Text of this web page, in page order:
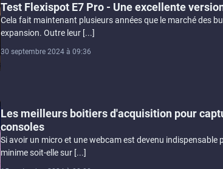
Test Flexispot E7 Pro - Une excellente
Cela fait maintenant plusieurs années que le marché des
expansion. Outre leur [...]
30 septembre 2024 à 09:36
Les meilleurs boitiers d'acquisition pour
consoles
Si avoir un micro et une webcam est devenu indispensable
minime soit-elle sur [...]